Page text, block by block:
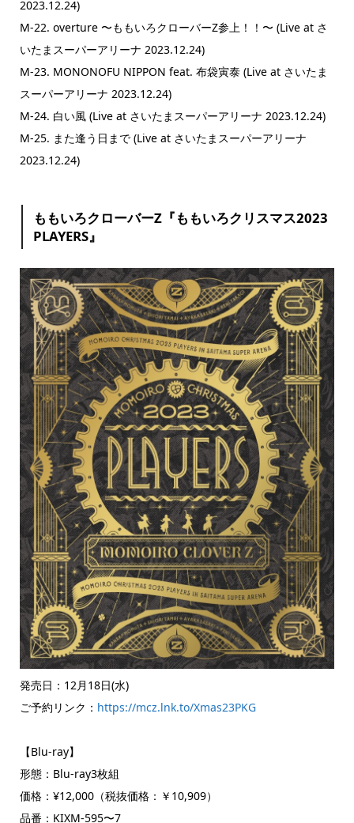
2023.12.24)
M-22. overture 〜ももいろクローバーZ参上！！〜 (Live at さ
いたまスーパーアリーナ 2023.12.24)
M-23. MONONOFU NIPPON feat. 布袋寅泰 (Live at さいたま
スーパーアリーナ 2023.12.24)
M-24. 白い風 (Live at さいたまスーパーアリーナ 2023.12.24)
M-25. また逢う日まで (Live at さいたまスーパーアリーナ
2023.12.24)
ももいろクローバーZ『ももいろクリスマス2023
PLAYERS』
発売日：12月18日(水)
ご予約リンク： https://mcz.lnk.to/Xmas23PKG
【Blu-ray】
形態：Blu-ray3枚組
価格：¥12,000（税抜価格：￥10,909）
品番：KIXM-595〜7